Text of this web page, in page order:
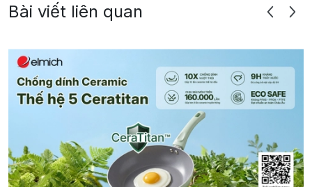
Bài viết liên quan